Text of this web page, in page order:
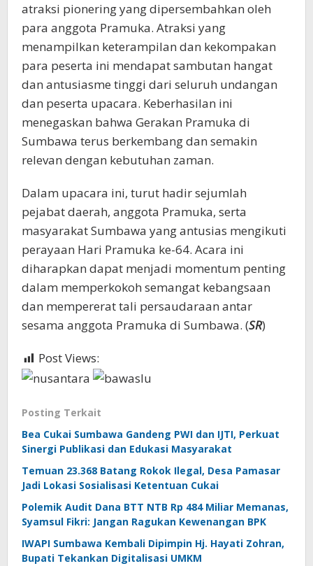
atraksi pionering yang dipersembahkan oleh
para anggota Pramuka. Atraksi yang
menampilkan keterampilan dan kekompakan
para peserta ini mendapat sambutan hangat
dan antusiasme tinggi dari seluruh undangan
dan peserta upacara. Keberhasilan ini
menegaskan bahwa Gerakan Pramuka di
Sumbawa terus berkembang dan semakin
relevan dengan kebutuhan zaman.
Dalam upacara ini, turut hadir sejumlah
pejabat daerah, anggota Pramuka, serta
masyarakat Sumbawa yang antusias mengikuti
perayaan Hari Pramuka ke-64. Acara ini
diharapkan dapat menjadi momentum penting
dalam memperkokoh semangat kebangsaan
dan mempererat tali persaudaraan antar
sesama anggota Pramuka di Sumbawa. (SR)
Post Views:
Posting Terkait
Bea Cukai Sumbawa Gandeng PWI dan IJTI, Perkuat
Sinergi Publikasi dan Edukasi Masyarakat
Temuan 23.368 Batang Rokok Ilegal, Desa Pamasar
Jadi Lokasi Sosialisasi Ketentuan Cukai
Polemik Audit Dana BTT NTB Rp 484 Miliar Memanas,
Syamsul Fikri: Jangan Ragukan Kewenangan BPK
IWAPI Sumbawa Kembali Dipimpin Hj. Hayati Zohran,
Bupati Tekankan Digitalisasi UMKM